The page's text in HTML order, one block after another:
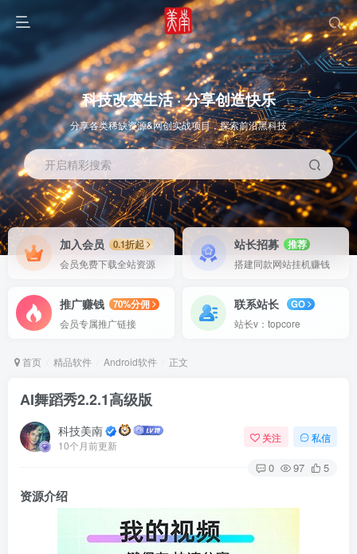
OS教程 SOFT教程
科技改变生活 · 分享创造快乐
分享各类稀缺资源&网创实战项目，探索前沿黑科技
开启精彩搜索
加入会员
0.1折起
会员免费下载全站资源
站长招募
推荐
搭建同款网站挂机赚钱
推广赚钱
70%分佣
会员专属推广链接
联系站长
GO
站长v：topcore
首页 精品软件 Android软件 正文
AI舞蹈秀2.2.1高级版
科技美南
10个月前更新
关注 私信
0 97 5
资源介绍